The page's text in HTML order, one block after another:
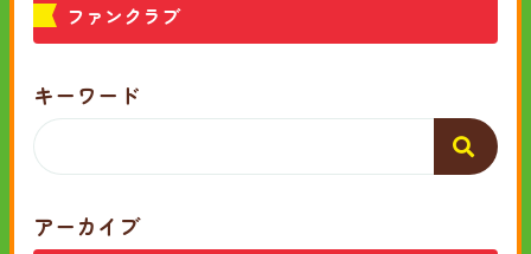
ファンクラブ
キーワード
アーカイブ